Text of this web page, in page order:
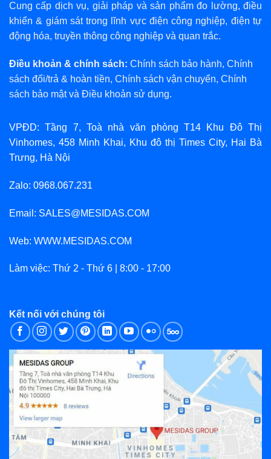
Cung cấp dịch vụ, giải pháp và sản phẩm đo lường, điều
khiển & giám sát trong lĩnh vực điện công nghiệp, điện tự
động hóa, truyền thông công nghiệp và quan trắc.
Điều khoản & chính sách: Chính sách bảo hành, Chính
sách đổi/trả & hoàn tiền, Chính sách vận chuyển, Chính
sách bảo mậtvà Điều khoản sử dụng.
VPĐD: Tầng 7, Toà nhà văn phòng T14 Khu Đô Thị
Vinhomes, 458 Minh Khai, Khu đô thị Times City, Hai Bà
Trưng, Hà Nội
Zalo: 0968.067.231
Email: SALES@MESIDAS.COM
Web: WWW.MESIDAS.COM
Làm việc: Thứ 2 - Thứ 6 | 8:00 - 17:00
Kết nối với chúng tôi